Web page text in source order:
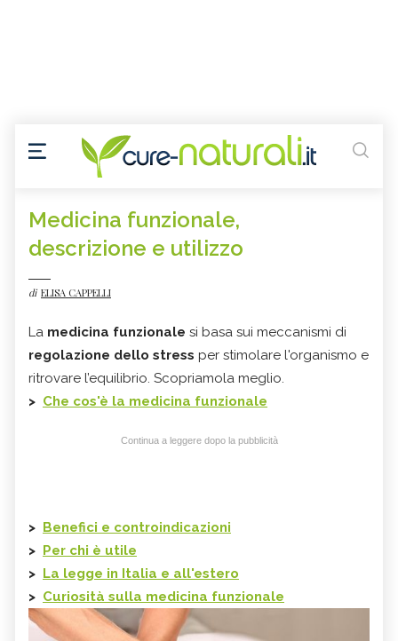
Medicina funzionale,
descrizione e utilizzo
di ELISA CAPPELLI
La medicina funzionale si basa sui meccanismi di
regolazione dello stress per stimolare l'organismo e
ritrovare l’equilibrio. Scopriamola meglio.
> Che cos'è la medicina funzionale
Continua a leggere dopo la pubblicità
> Benefici e controindicazioni
> Per chi è utile
> La legge in Italia e all'estero
> Curiosità sulla medicina funzionale